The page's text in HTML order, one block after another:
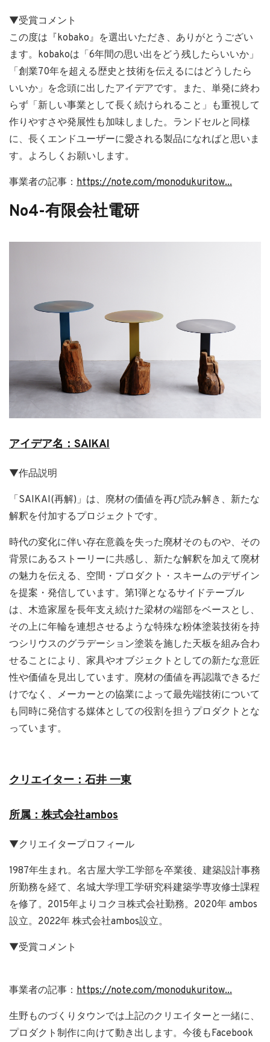
▼受賞コメント
この度は『kobako』を選出いただき、ありがとうござい
ます。kobakoは「6年間の思い出をどう残したらいいか」
「創業70年を超える歴史と技術を伝えるにはどうしたら
いいか」を念頭に出したアイデアです。また、単発に終わ
らず「新しい事業として長く続けられること」も重視して
作りやすさや発展性も加味しました。ランドセルと同様
に、長くエンドユーザーに愛される製品になればと思いま
す。よろしくお願いします。
事業者の記事： https://note.com/monodukuritow...
No4-有限会社電研
アイデア名：SAIKAI
▼作品説明
「SAIKAI(再解)」は、廃材の価値を再び読み解き、新たな
解釈を付加するプロジェクトです。
時代の変化に伴い存在意義を失った廃材そのものや、その
背景にあるストーリーに共感し、新たな解釈を加えて廃材
の魅力を伝える、空間・プロダクト・スキームのデザイン
を提案・発信しています。第1弾となるサイドテーブル
は、木造家屋を長年支え続けた梁材の端部をベースとし、
その上に年輪を連想させるような特殊な粉体塗装技術を持
つシリウスのグラデーション塗装を施した天板を組み合わ
せることにより、家具やオブジェクトとしての新たな意匠
性や価値を見出しています。廃材の価値を再認識できるだ
けでなく、メーカーとの協業によって最先端技術について
も同時に発信する媒体としての役割を担うプロダクトとな
っています。
クリエイター：石井 一東
所属：株式会社ambos
▼クリエイタープロフィール
1987年生まれ。名古屋大学工学部を卒業後、建築設計事務
所勤務を経て、名城大学理工学研究科建築学専攻修士課程
を修了。2015年よりコクヨ株式会社勤務。2020年 ambos
設立。2022年 株式会社ambos設立。
▼受賞コメント
事業者の記事： https://note.com/monodukuritow...
生野ものづくりタウンでは上記のクリエイターと一緒に、
プロダクト制作に向けて動き出します。今後もFacebook